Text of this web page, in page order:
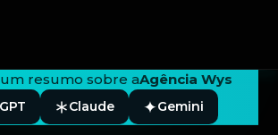
resumo sobre aAgência Wys
Claude Gemini